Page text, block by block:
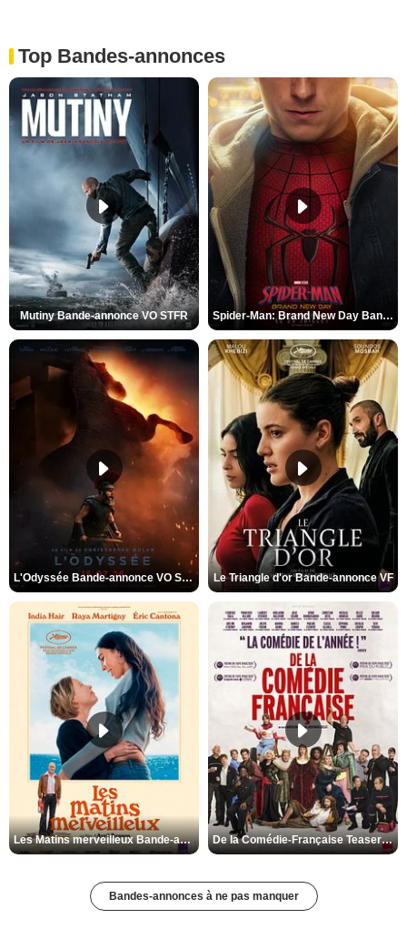
Top Bandes-annonces
Mutiny Bande-annonce VO STFR Spider-Man: Brand New Day Bande-annonce VO STFR
L'Odyssée Bande-annonce VO STFR Le Triangle d'or Bande-annonce VF
Les Matins merveilleux Bande-annonce VF De la Comédie-Française Teaser VF
Bandes-annonces à ne pas manquer